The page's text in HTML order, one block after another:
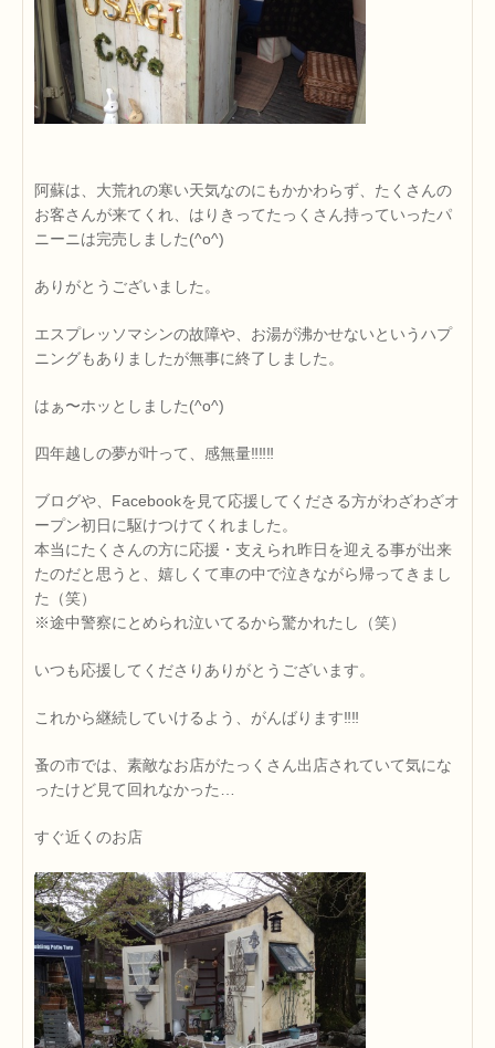
阿蘇は、大荒れの寒い天気なのにもかかわらず、たくさんの
お客さんが来てくれ、はりきってたっくさん持っていったパ
ニーニは完売しました(^o^)
ありがとうございました。
エスプレッソマシンの故障や、お湯が沸かせないというハプ
ニングもありましたが無事に終了しました。
はぁ〜ホッとしました(^o^)
四年越しの夢が叶って、感無量‼‼‼
ブログや、Facebookを見て応援してくださる方がわざわざオ
ープン初日に駆けつけてくれました。
本当にたくさんの方に応援・支えられ昨日を迎える事が出来
たのだと思うと、嬉しくて車の中で泣きながら帰ってきまし
た（笑）
※途中警察にとめられ泣いてるから驚かれたし（笑）
いつも応援してくださりありがとうございます。
これから継続していけるよう、がんばります‼‼
蚤の市では、素敵なお店がたっくさん出店されていて気にな
ったけど見て回れなかった…
すぐ近くのお店